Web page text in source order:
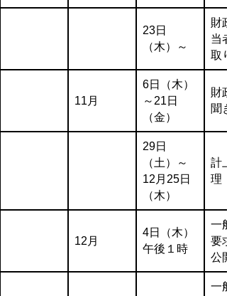
23日
（木）～
財
当
取り
11月
6日（木）
～21日
（金）
財
聞
29日
（土）～
12月25日
（木）
計
理
12月
4日（木）
午後１時
一
要
公開
一